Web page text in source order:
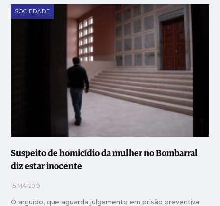
SOCIEDADE
Suspeito de homicídio da mulher no Bombarral
diz estar inocente
15 MAI 2019
O arguido, que aguarda julgamento em prisão preventiva